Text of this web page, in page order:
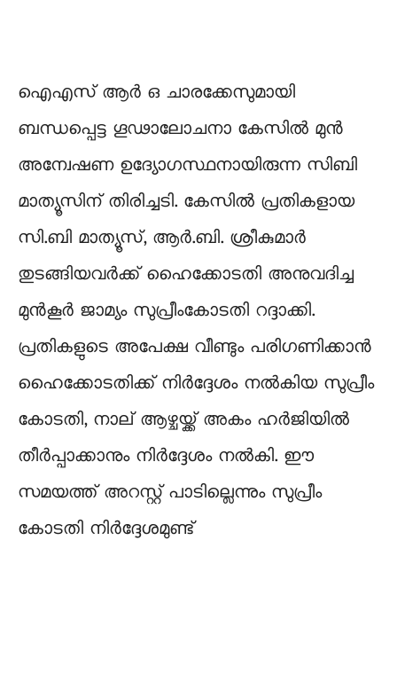
ഐഎസ് ആർ ഒ ചാരക്കേസുമായി
ബന്ധപ്പെട്ട ഗൂഢാലോചനാ കേസിൽ മുൻ
അന്വേഷണ ഉദ്യോഗസ്ഥനായിരുന്ന സിബി
മാത്യൂസിന് തിരിച്ചടി. കേസില്‍ പ്രതികളായ
സി.ബി മാത്യൂസ്, ആര്‍.ബി. ശ്രീകുമാര്‍
തുടങ്ങിയവര്‍ക്ക് ഹൈക്കോടതി അനുവദിച്ച
മുന്‍കൂര്‍ ജാമ്യം സുപ്രീംകോടതി റദ്ദാക്കി.
പ്രതികളുടെ അപേക്ഷ വീണ്ടും പരിഗണിക്കാൻ
ഹൈക്കോടതിക്ക് നിർദ്ദേശം നൽകിയ സുപ്രീം
കോടതി, നാല് ആഴ്ചയ്ക്ക് അകം ഹർജിയിൽ
തീർപ്പാക്കാനും നിർദ്ദേശം നൽകി. ഈ
സമയത്ത് അറസ്റ്റ് പാടില്ലെന്നും സുപ്രീം
കോടതി നിർദ്ദേശമുണ്ട്